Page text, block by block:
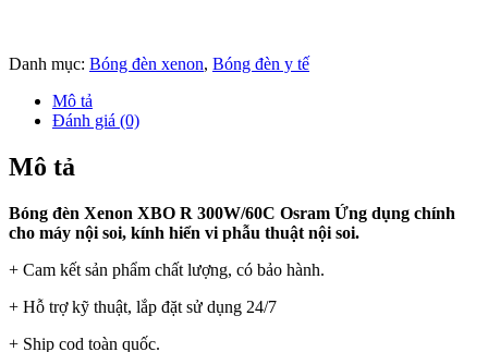
Danh mục: Bóng đèn xenon, Bóng đèn y tế
Mô tả
Đánh giá (0)
Mô tả
Bóng đèn Xenon XBO R 300W/60C Osram Ứng dụng chính
cho máy nội soi, kính hiển vi phẫu thuật nội soi.
+ Cam kết sản phẩm chất lượng, có bảo hành.
+ Hỗ trợ kỹ thuật, lắp đặt sử dụng 24/7
+ Ship cod toàn quốc.